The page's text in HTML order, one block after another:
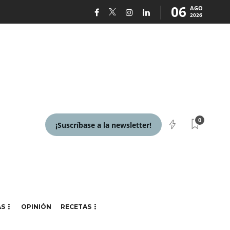
06 AGO
2026
¡Suscríbase a la newsletter!
0
OPINIÓN RECETAS